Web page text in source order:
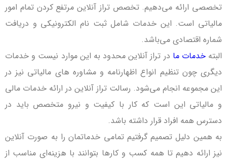
تخصصی ارائه می‌دهیم. تخصص تراز آنلاین مرتفع ­کردن تمام امور
مالیاتی است. این خدمات شامل ثبت نام الکترونیکی و دریافت
شماره اقتصادی می‌باشد.
البتهخدمات ما در تراز آنلاین محدود به این موارد نیست و خدمات
دیگری چون تنظیم انواع اظهارنامه و مشاوره های مالیاتی نیز در
این مجموعه انجام می‌شود. رسالت تراز آنلاین در ارائه خدمات مالی
و مالیاتی این است که کار با کیفیت و نیرو متخصص باید در
دسترس همه افراد قرار داشته باشد.
به همین دلیل تصمیم گرفتیم تمامی خدمات­مان را به صورت آنلاین
نیز ارائه دهیم تا همه کسب‌ و کارها بتوانند با هزینه‌ای مناسب از